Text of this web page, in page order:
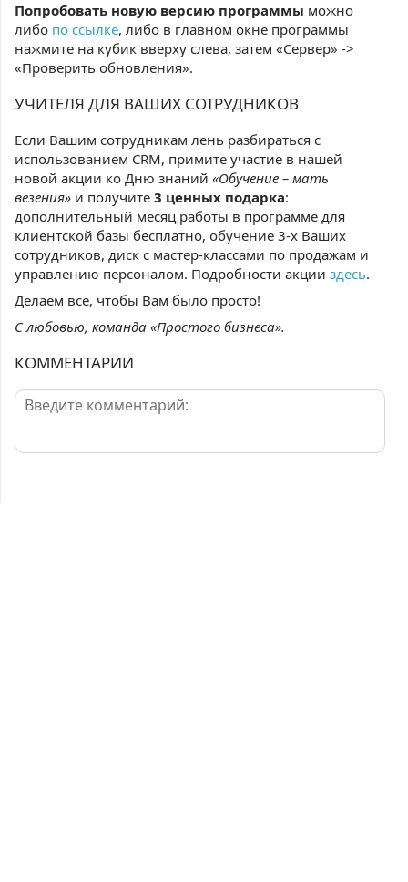
Попробовать новую версию программы можно
либо по ссылке, либо в главном окне программы
нажмите на кубик вверху слева, затем «Сервер» ->
«Проверить обновления».
УЧИТЕЛЯ ДЛЯ ВАШИХ СОТРУДНИКОВ
Если Вашим сотрудникам лень разбираться с
использованием CRM, примите участие в нашей
новой акции ко Дню знаний «Обучение – мать
везения» и получите 3 ценных подарка:
дополнительный месяц работы в программе для
клиентской базы бесплатно, обучение 3-х Ваших
сотрудников, диск с мастер-классами по продажам и
управлению персоналом. Подробности акции здесь.
Делаем всё, чтобы Вам было просто!
С любовью, команда «Простого бизнеса».
КОММЕНТАРИИ